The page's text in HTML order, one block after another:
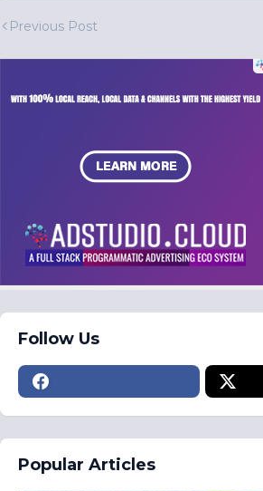
Previous Post
Follow Us
Popular Articles